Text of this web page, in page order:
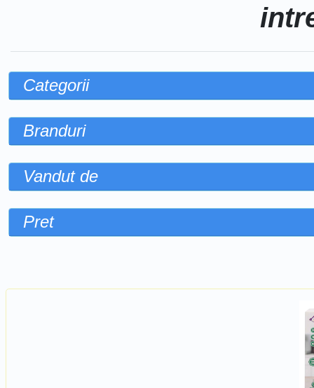
Categorii
Branduri
Vandut de
Pret